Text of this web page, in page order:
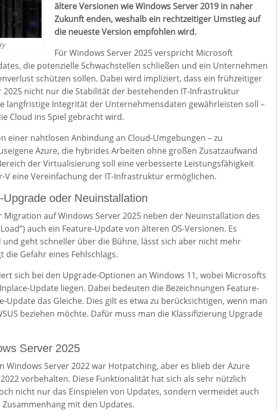
ältere Versionen wie Windows Server 2019 in naher
Zukunft enden, weshalb ein rechtzeitiger Umstieg auf
die neueste Version empfohlen wird.
Für Windows Server 2025 verspricht Microsoft
die potenzielle Schwachstellen schließen und ein Unternehmen
schützen sollen. Dabei wird impliziert, dass ein frühzeitiger
2025 nicht nur die Stabilität der bestehenden IT-Infrastruktur
langfristige Integrität der Unternehmensdaten gewährleisten soll –
Cloud ins Spiel gebracht wird.
einer nahtlosen Anbindung an Cloud-Umgebungen – zu
Azure, die hybrides Arbeiten ohne großen Zusatzaufwand
der Virtualisierung soll eine verbesserte Leistungsfähigkeit
V eine Vereinfachung der IT-Infrastruktur ermöglichen.
oder Neuinstallation
auf Windows Server 2025 neben der Neuinstallation des
auch ein Feature-Update von älteren OS-Versionen. Es
geht schneller über die Bühne, lässt sich aber nicht mehr
Gefahr eines Fehlschlags.
sich bei den Upgrade-Optionen an Windows 11, wobei Microsofts
Update liegen. Dabei bedeuten die Bezeichnungen Feature-
Update das Gleiche. Dies gilt es etwa zu berücksichtigen, wenn man
beziehen möchte. Dafür muss man die Klassifizierung Upgrade
Server 2025
Windows Server 2022 war Hotpatching, aber es blieb der Azure
vorbehalten. Diese Funktionalität hat sich als sehr nützlich
nicht nur das Einspielen von Updates, sondern vermeidet auch
mit den Updates.